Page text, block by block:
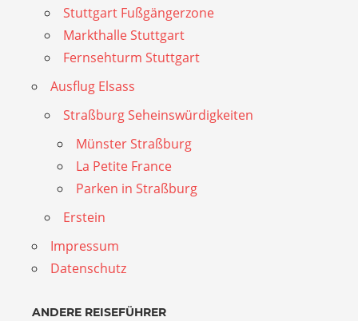
Stuttgart Fußgängerzone
Markthalle Stuttgart
Fernsehturm Stuttgart
Ausflug Elsass
Straßburg Seheinswürdigkeiten
Münster Straßburg
La Petite France
Parken in Straßburg
Erstein
Impressum
Datenschutz
ANDERE REISEFÜHRER